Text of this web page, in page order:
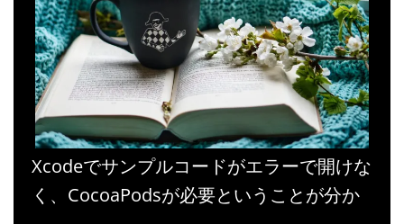
Xcodeでサンプルコードがエラーで開けな
く、CocoaPodsが必要ということが分か